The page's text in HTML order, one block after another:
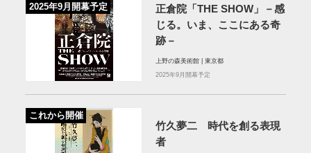
2025年9月開幕予定
正倉院「THE SHOW」－感
じる。いま、ここにある奇
跡－
上野の森美術館 | 東京都
2025年9月開幕予定
これから開催
竹久夢二 時代を創る表現
者